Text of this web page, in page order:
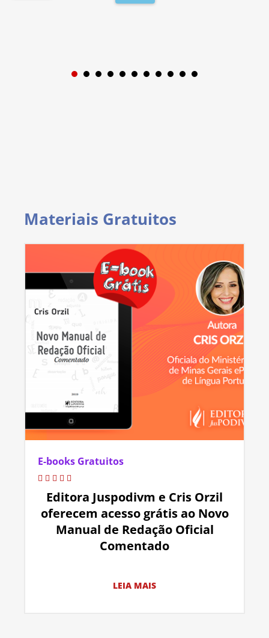
1 2 3
Materiais Gratuitos
E-books Gratuitos
Editora Juspodivm e Cris Orzil
oferecem acesso grátis ao Novo
Manual de Redação Oficial
Comentado
LEIA MAIS